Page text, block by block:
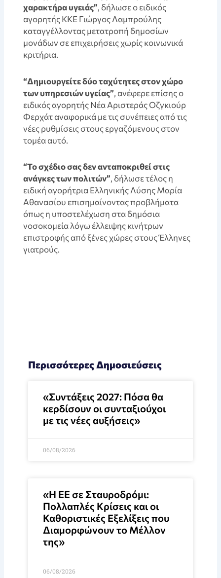
χαρακτήρα υγειάς”, δήλωσε ο ειδικός
αγορητής ΚΚΕ Γιώργος Λαμπρούλης
καταγγέλλοντας μετατροπή δημοσίων
μονάδων σε επιχειρήσεις χωρίς κοινωνικά
κριτήρια.
“Δημιουργείτε δύο ταχύτητες στον χώρο
των υπηρεσιών υγείας”, ανέφερε επίσης ο
ειδικός αγορητής Νέα Αριστεράς Οζγκιούρ
Φερχάτ αναφορικά με τις συνέπειες από τις
νέες ρυθμίσεις στους εργαζόμενους στον
τομέα αυτό.
“Το σχέδιο σας δεν ανταποκριθεί στις
ανάγκες των πολιτών”, δήλωσε τέλος η
ειδική αγορήτρια Ελληνικής Λύσης Μαρία
Αθανασίου επισημαίνοντας προβλήματα
όπως η υποστελέχωση στα δημόσια
νοσοκομεία λόγω έλλειψης κινήτρων
επιστροφής από ξένες χώρες στους Έλληνες
γιατρούς.
Περισσότερες Δημοσιεύσεις
«Συντάξεις 2027: Πόσα θα
κερδίσουν οι συνταξιούχοι
με τις νέες αυξήσεις»
06/08/2026
«Η ΕΕ σε Σταυροδρόμι:
Πολλαπλές Κρίσεις και οι
Καθοριστικές Εξελίξεις που
Διαμορφώνουν το Μέλλον
της»
06/08/2026